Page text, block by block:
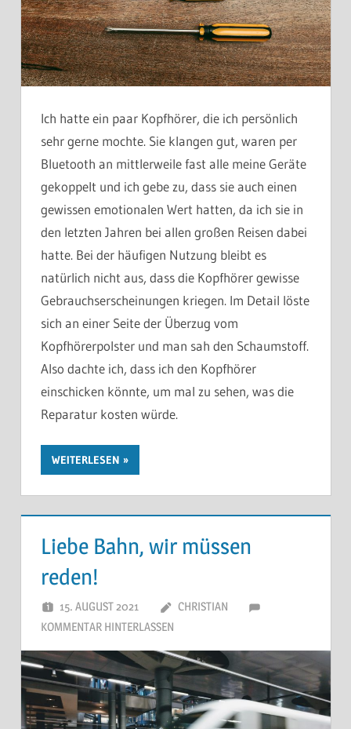
Ich hatte ein paar Kopfhörer, die ich persönlich
sehr gerne mochte. Sie klangen gut, waren per
Bluetooth an mittlerweile fast alle meine Geräte
gekoppelt und ich gebe zu, dass sie auch einen
gewissen emotionalen Wert hatten, da ich sie in
den letzten Jahren bei allen großen Reisen dabei
hatte. Bei der häufigen Nutzung bleibt es
natürlich nicht aus, dass die Kopfhörer gewisse
Gebrauchserscheinungen kriegen. Im Detail löste
sich an einer Seite der Überzug vom
Kopfhörerpolster und man sah den Schaumstoff.
Also dachte ich, dass ich den Kopfhörer
einschicken könnte, um mal zu sehen, was die
Reparatur kosten würde.
WEITERLESEN
Liebe Bahn, wir müssen
reden!
15. AUGUST 2021
CHRISTIAN
KOMMENTAR HINTERLASSEN